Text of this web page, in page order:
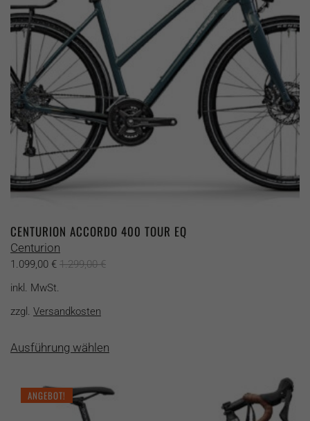
auf
der
Produktseite
gewählt
werden
CENTURION ACCORDO 400 TOUR EQ
Centurion
1.099,00 € 1.299,00€
inkl. MwSt.
zzgl. Versandkosten
Ausführung wählenProdukt
ANGEBOT!